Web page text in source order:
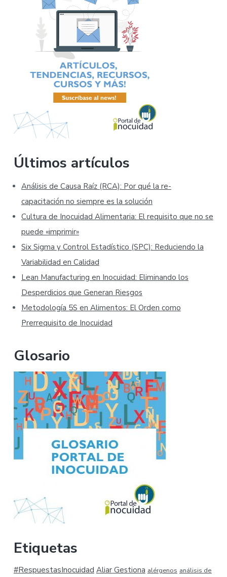
Últimos artículos
Análisis de Causa Raíz (RCA): Por qué la re-
capacitación no siempre es la solución
Cultura de Inocuidad Alimentaria: El requisito que no se
puede «imprimir»
Six Sigma y Control Estadístico (SPC): Reduciendo la
Variabilidad en Calidad
Lean Manufacturing en Inocuidad: Eliminando los
Desperdicios que Generan Riesgos
Metodología 5S en Alimentos: El Orden como
Prerrequisito de Inocuidad
Glosario
Etiquetas
#RespuestasInocuidad Aliar Gestiona alérgenos análisis de